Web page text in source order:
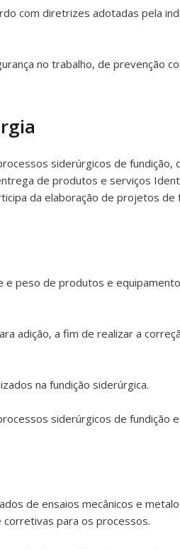
com diretrizes adotadas pela
no trabalho, de prevenção
siderúrgicos de fundição,
de produtos e serviços
da elaboração de projetos de
peso de produtos e
adição, a fim de realizar a
na fundição siderúrgica.
siderúrgicos de fundição
de ensaios mecânicos e
corretivas para os processos.